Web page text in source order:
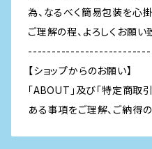
為、なるべく簡易包装を心掛
ご理解の程、よろしくお願い
【ショップからのお願い】
「ABOUT」及び「特定商取
ある事項をご理解、ご納得